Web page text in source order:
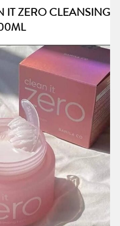
IT ZERO CLEANSING